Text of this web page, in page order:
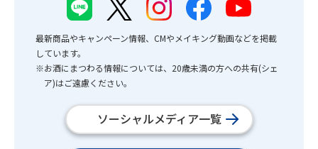
最新商品やキャンペーン情報、CMやメイキング動画などを掲載
しています。
※お酒にまつわる情報については、20歳未満の方への共有(シェ
ア)はご遠慮ください。
ソーシャルメディア一覧